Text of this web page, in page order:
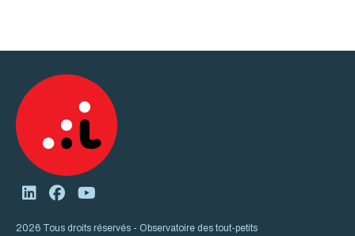
2026 Tous droits réservés - Observatoire des tout-petits